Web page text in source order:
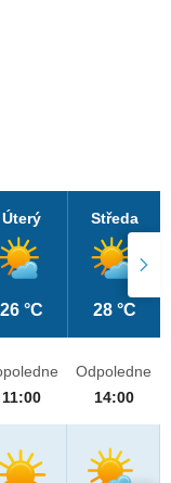
Úterý
26 °C
Středa
28 °C
11:00
Odpoledne
14:00